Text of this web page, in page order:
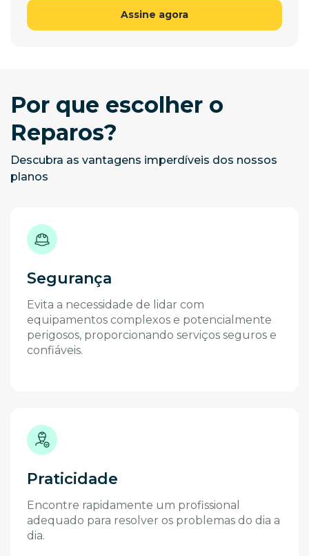
Assine agora
Por que escolher o
Reparos?
Descubra as vantagens imperdíveis dos nossos
planos
Segurança
Evita a necessidade de lidar com
equipamentos complexos e potencialmente
perigosos, proporcionando serviços seguros e
confiáveis.
Praticidade
Encontre rapidamente um profissional
adequado para resolver os problemas do dia a
dia.